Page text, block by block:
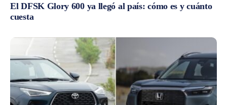
El DFSK Glory 600 ya llegó al país: cómo es y cuánto
cuesta